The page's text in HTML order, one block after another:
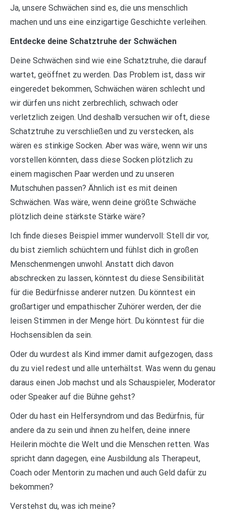
Ja, unsere Schwächen sind es, die uns menschlich
machen und uns eine einzigartige Geschichte verleihen.
Entdecke deine Schatztruhe der Schwächen
Deine Schwächen sind wie eine Schatztruhe, die darauf
wartet, geöffnet zu werden. Das Problem ist, dass wir
eingeredet bekommen, Schwächen wären schlecht und
wir dürfen uns nicht zerbrechlich, schwach oder
verletzlich zeigen. Und deshalb versuchen wir oft, diese
Schatztruhe zu verschließen und zu verstecken, als
wären es stinkige Socken. Aber was wäre, wenn wir uns
vorstellen könnten, dass diese Socken plötzlich zu
einem magischen Paar werden und zu unseren
Mutschuhen passen? Ähnlich ist es mit deinen
Schwächen. Was wäre, wenn deine größte Schwäche
plötzlich deine stärkste Stärke wäre?
Ich finde dieses Beispiel immer wundervoll: Stell dir vor,
du bist ziemlich schüchtern und fühlst dich in großen
Menschenmengen unwohl. Anstatt dich davon
abschrecken zu lassen, könntest du diese Sensibilität
für die Bedürfnisse anderer nutzen. Du könntest ein
großartiger und empathischer Zuhörer werden, der die
leisen Stimmen in der Menge hört. Du könntest für die
Hochsensiblen da sein.
Oder du wurdest als Kind immer damit aufgezogen, dass
du zu viel redest und alle unterhältst. Was wenn du genau
daraus einen Job machst und als Schauspieler, Moderator
oder Speaker auf die Bühne gehst?
Oder du hast ein Helfersyndrom und das Bedürfnis, für
andere da zu sein und ihnen zu helfen, deine innere
Heilerin möchte die Welt und die Menschen retten. Was
spricht dann dagegen, eine Ausbildung als Therapeut,
Coach oder Mentorin zu machen und auch Geld dafür zu
bekommen?
Verstehst du, was ich meine?